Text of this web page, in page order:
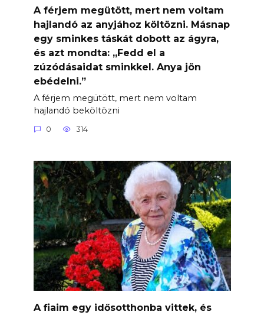
A férjem megütött, mert nem voltam
hajlandó az anyjához költözni. Másnap
egy sminkes táskát dobott az ágyra,
és azt mondta: „Fedd el a
zúzódásaidat sminkkel. Anya jön
ebédelni.”
A férjem megütött, mert nem voltam
hajlandó beköltözni
0 314
A fiaim egy idősotthonba vittek, és